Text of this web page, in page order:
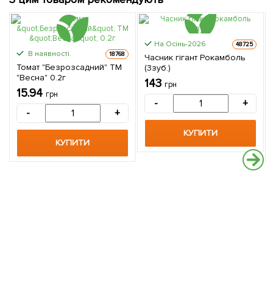
В наявності. 18768
Томат "Безрозсадний" ТМ
"Весна" 0.2г
15.94 грн
- +
КУПИТИ
На Осінь-2026 48725
Часник гігант Рокамболь
(3зуб.)
143 грн
- +
КУПИТИ